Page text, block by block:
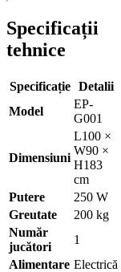
Specificații
tehnice
Specificație
Detalii
Model
EP-
G001
Dimensiuni
L100 ×
W90 ×
H183
cm
Putere
250 W
Greutate
200 kg
Număr
jucători
1
Alimentare Electrică